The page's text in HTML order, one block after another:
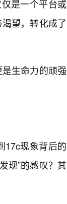
是一个平台或
望，转化成了
生命力的顽强
17c现象背后的
现”的感叹？其